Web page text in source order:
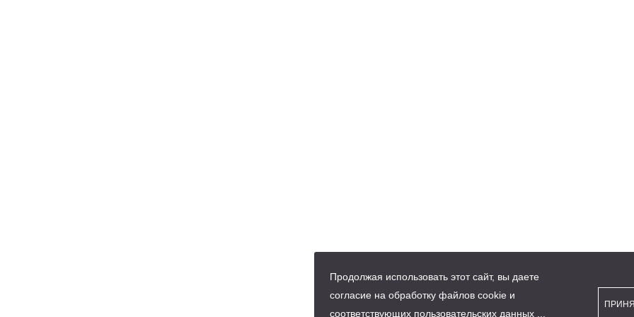
Продолжая использовать этот сайт, вы даете
согласие на обработку файлов cookie и
соответствующих пользовательских данных